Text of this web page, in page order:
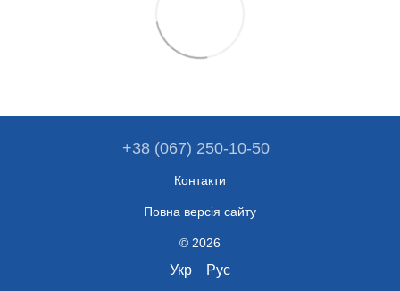
+38 (067) 250-10-50
Контакти
Повна версія сайту
© 2026
Укр Рус